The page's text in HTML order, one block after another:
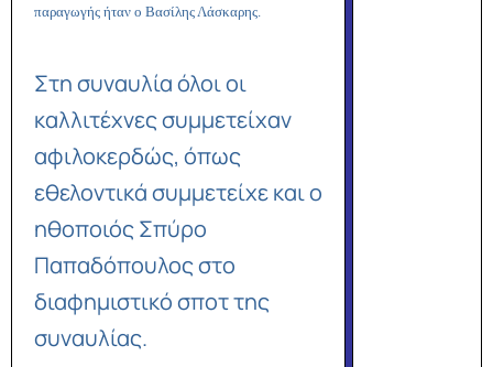
παραγωγής ήταν ο Βασίλης Λάσκαρης.
Στη συναυλία όλοι οι
καλλιτέχνες συμμετείχαν
αφιλοκερδώς, όπως
εθελοντικά συμμετείχε και ο
ηθοποιός Σπύρο
Παπαδόπουλος στο
διαφημιστικό σποτ της
συναυλίας.